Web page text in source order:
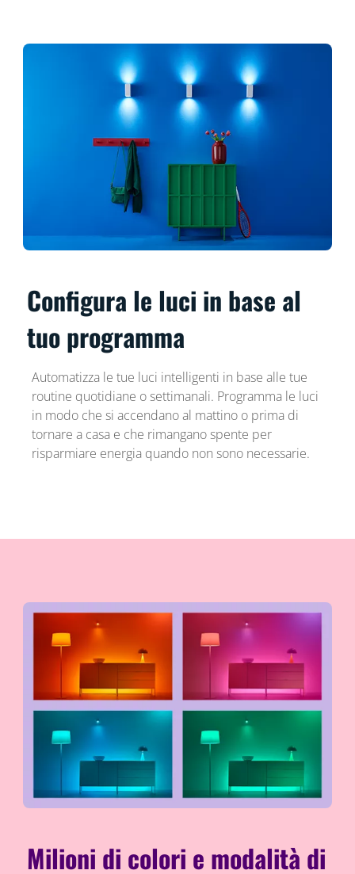
Configura le luci in base al
tuo programma
Automatizza le tue luci intelligenti in base alle tue
routine quotidiane o settimanali. Programma le luci
in modo che si accendano al mattino o prima di
tornare a casa e che rimangano spente per
risparmiare energia quando non sono necessarie.
Milioni di colori e modalità di